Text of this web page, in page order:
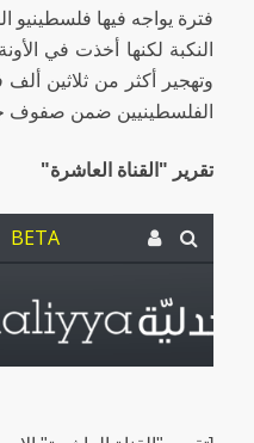
فترة يواجه فيها فلسطينيو
النكبة لكنها أخذت في
وتهجير أكثر من ثلاثين
الفلسطينيين ضمن صفوف
تقرير "القناة العاشرة"